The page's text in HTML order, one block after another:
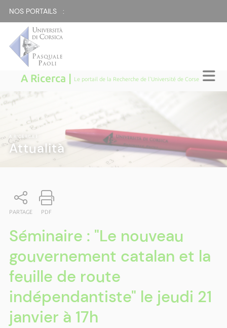
NOS PORTAILS :
A Ricerca | Le portail de la Recherche de l'Université de Corse
A RICERCA
Attualità
PARTAGE PDF
Séminaire : "Le nouveau
gouvernement catalan et la
feuille de route
indépendantiste" le jeudi 21
janvier à 17h